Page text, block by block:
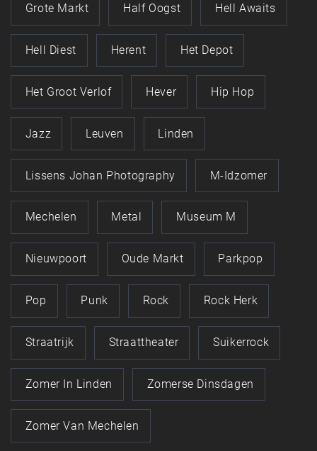
Grote Markt Half Oogst Hell Awaits
Hell Diest Herent Het Depot
Het Groot Verlof Hever Hip Hop
Jazz Leuven Linden
Lissens Johan Photography M-Idzomer
Mechelen Metal Museum M
Nieuwpoort Oude Markt Parkpop
Pop Punk Rock Rock Herk
Straatrijk Straattheater Suikerrock
Zomer In Linden Zomerse Dinsdagen
Zomer Van Mechelen